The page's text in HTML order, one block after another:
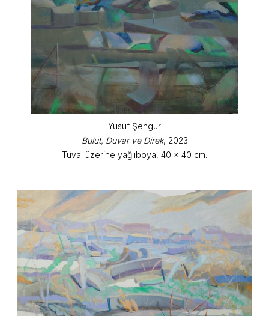
Yusuf Şengür
Bulut, Duvar ve Direk, 2023
Tuval üzerine yağlıboya, 40 x 40 cm.